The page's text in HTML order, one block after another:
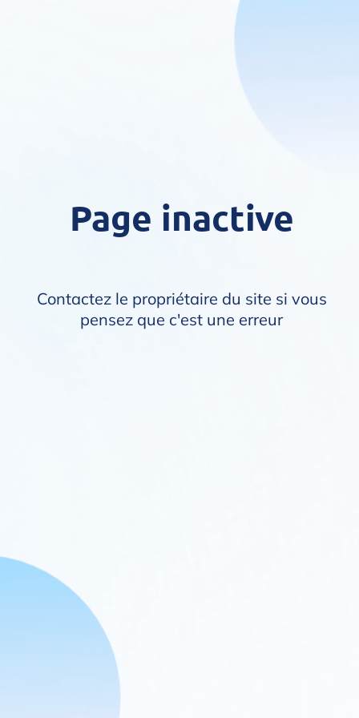
Page inactive
Contactez le propriétaire du site si vous
pensez que c'est une erreur